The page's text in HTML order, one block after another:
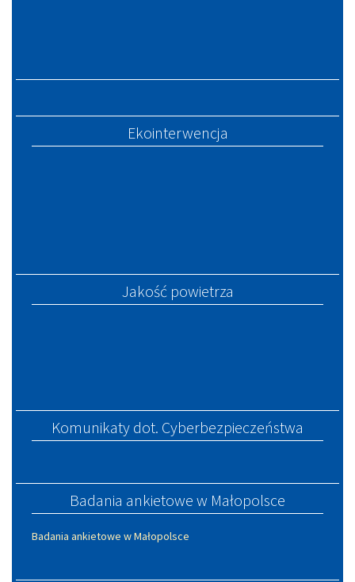
Ekointerwencja
Jakość powietrza
Komunikaty dot. Cyberbezpieczeństwa
Badania ankietowe w Małopolsce
Badania ankietowe w Małopolsce